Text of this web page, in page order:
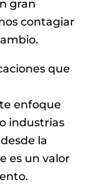
gran
contagiar
que
enfoque
industrias
la
es un valor